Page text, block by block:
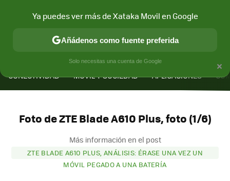
CONECTIVIDAD MÓVIL Y SOCIEDAD APLICACIONES
Foto de ZTE Blade A610 Plus, foto (1/6)
Más información en el post
ZTE BLADE A610 PLUS, ANÁLISIS: ÉRASE UNA VEZ UN
MÓVIL PEGADO A UNA BATERÍA
×
Ya puedes ver más de Xataka Movil en Google
Añádenos como fuente preferida
Solo necesitas una cuenta de Google